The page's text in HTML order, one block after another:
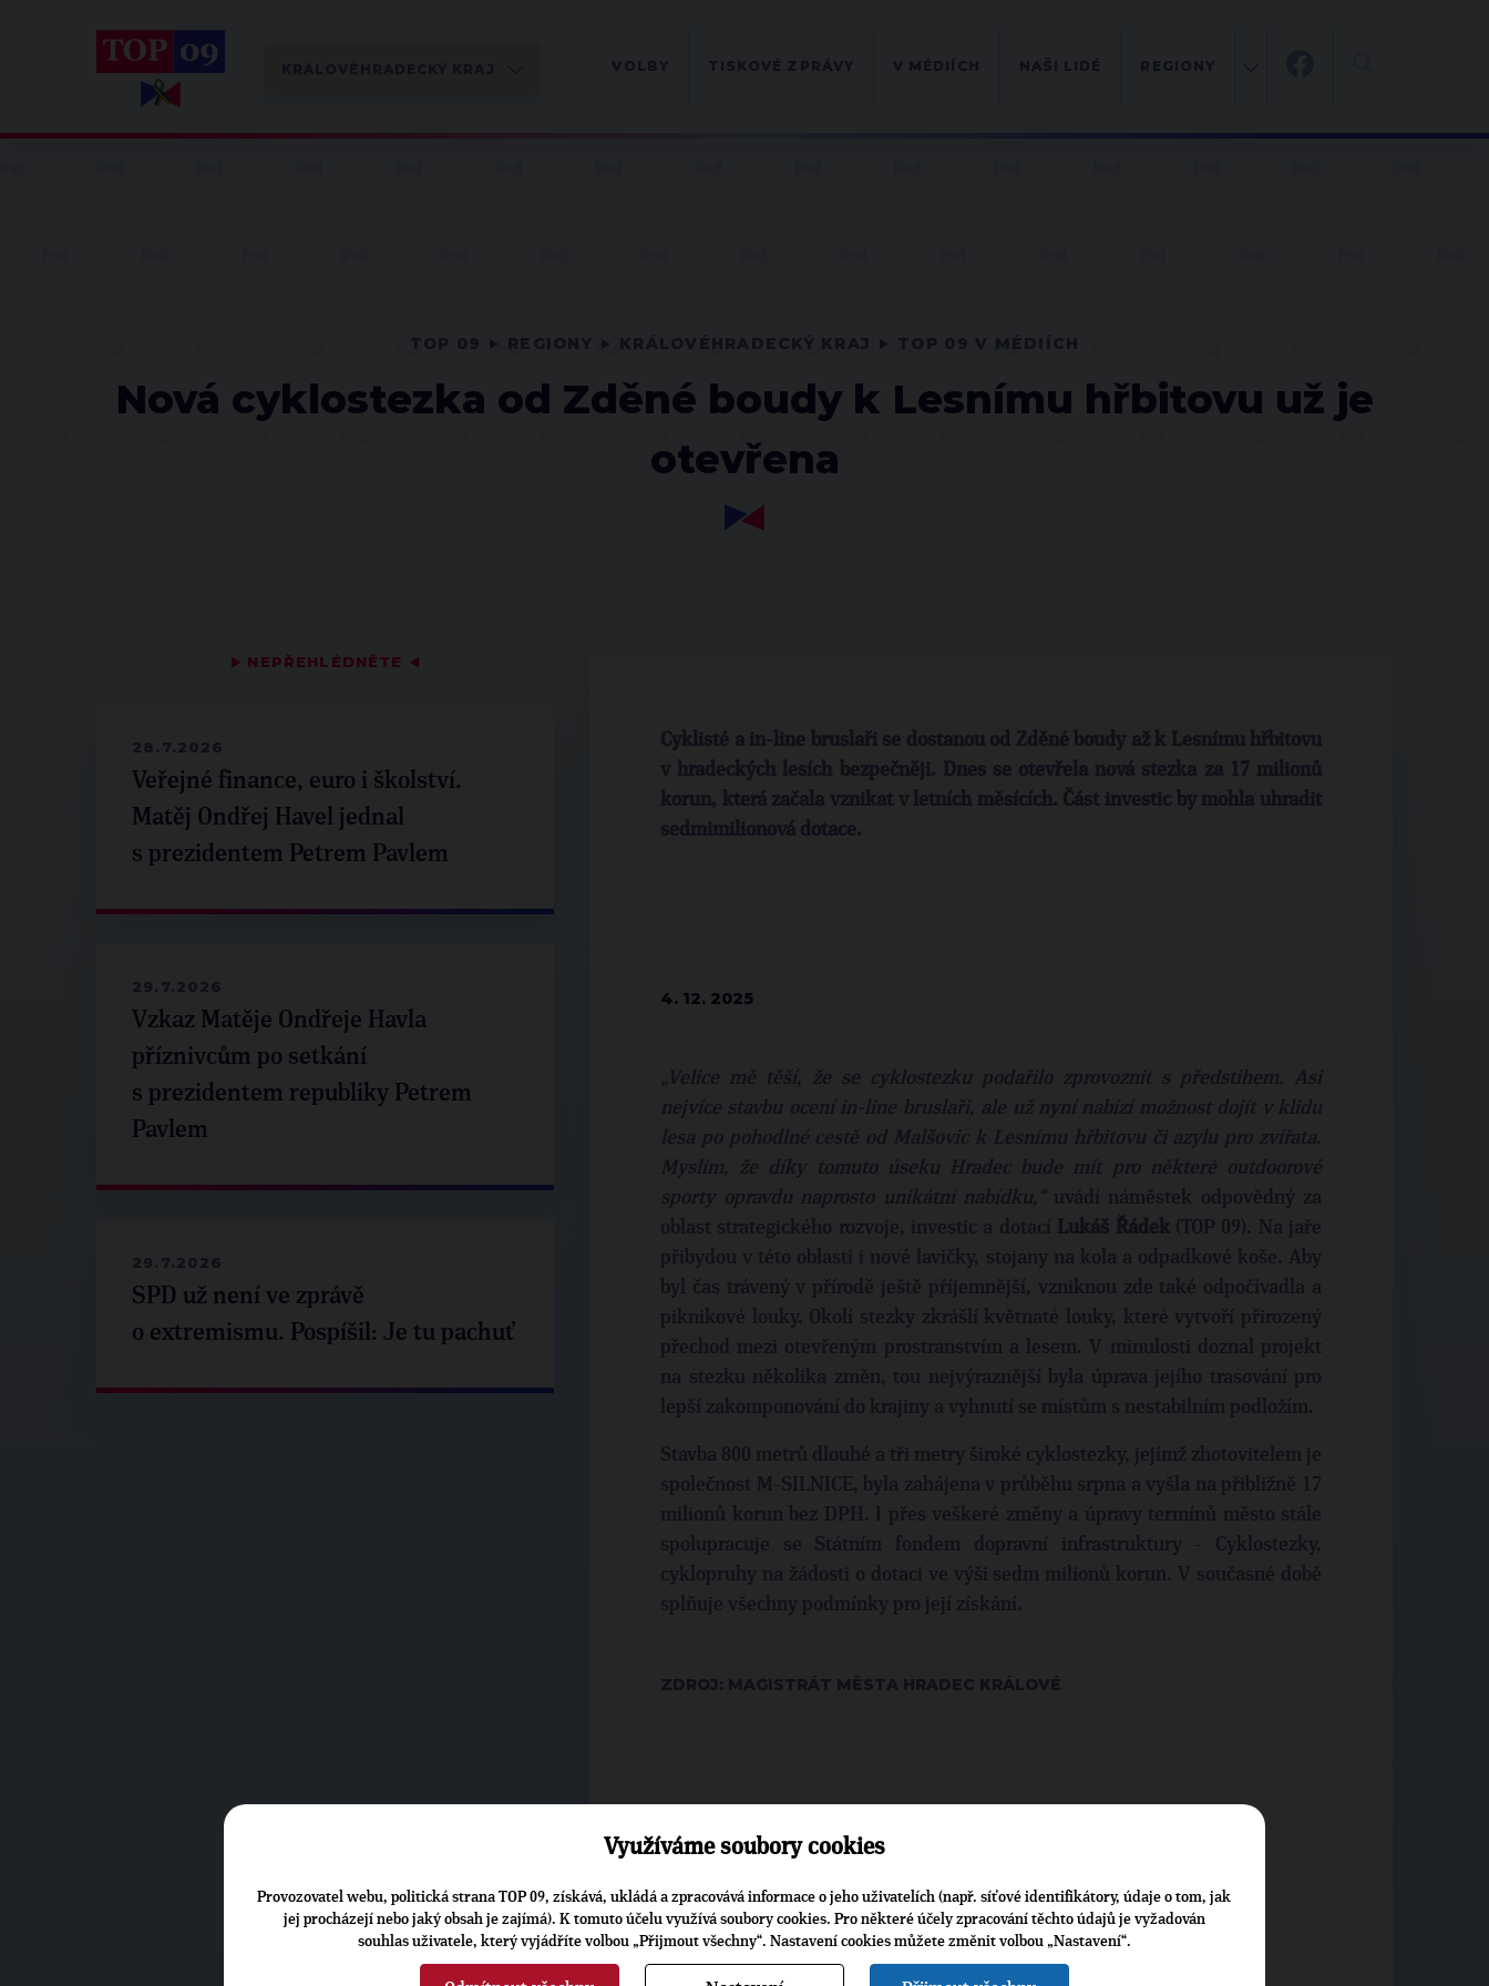
Nová cyklostezka od Zděné boudy k Lesnímu hřbitovu už je
otevřena
▶ NEPŘEHLÉDNĚTE ◀
28.7.2026
Veřejné finance, euro i školství.
Matěj Ondřej Havel jednal
s prezidentem Petrem Pavlem
29.7.2026
Vzkaz Matěje Ondřeje Havla
příznivcům po setkání
s prezidentem republiky Petrem
Pavlem
29.7.2026
SPD už není ve zprávě
o extremismu. Pospíšil: Je tu pachuť
Cyklisté a in-line bruslaři se dostanou od Zděné boudy až k Lesnímu hřbitovu
v hradeckých lesích bezpečněji. Dnes se otevřela nová stezka za 17 milionů
korun, která začala vznikat v letních měsících. Část investic by mohla uhradit
sedmimilionová dotace.
4. 12. 2025
„Velice mě těší, že se cyklostezku podařilo zprovoznit s předstihem. Asi
nejvíce stavbu ocení in-line bruslaři, ale už nyní nabízí možnost dojít v klidu
lesa po pohodlné cestě od Malšovic k Lesnímu hřbitovu či azylu pro zvířata.
Myslím, že díky tomuto úseku Hradec bude mít pro některé outdoorové
sporty opravdu naprosto unikátní nabídku,“uvádí náměstek odpovědný za
oblast strategického rozvoje, investic a dotací
Lukáš Řádek (TOP 09). Na jaře
přibydou v této oblasti i nové lavičky, stojany na kola a odpadkové koše. Aby
byl čas trávený v přírodě ještě příjemnější, vzniknou zde také odpočívadla a
piknikové louky. Okolí stezky zkrášlí květnaté louky, které vytvoří přirozený
přechod mezi otevřeným prostranstvím a lesem. V minulosti doznal projekt
na stezku několika změn, tou nejvýraznější byla úprava jejího trasování pro
lepší zakomponování do krajiny a vyhnutí se místům s nestabilním podložím.
Stavba 800 metrů dlouhé a tři metry široké cyklostezky, jejímž zhotovitelem je
společnost M-SILNICE, byla zahájena v průběhu srpna a vyšla na přibližně 17
milionů korun bez DPH. I přes veškeré změny a úpravy termínů město stále
spolupracuje se Státním fondem dopravní infrastruktury - Cyklostezky,
cyklopruhy na žádosti o dotaci ve výši sedm milionů korun. V současné době
splňuje všechny podmínky pro její získání.
ZDROJ: MAGISTRÁT MĚSTA HRADEC KRÁLOVÉ
▶ŠTÍTKY◀
Osobnosti: Lukáš Řádek
Využíváme soubory cookies
Provozovatel webu, politická strana TOP 09, získává, ukládá a zpracovává informace o jeho uživatelích (např. síťové identifikátory, údaje o tom, jak
jej procházejí nebo jaký obsah je zajímá). K tomuto účelu využívá soubory cookies. Pro některé účely zpracování těchto údajů je vyžadován
souhlas uživatele, který vyjádříte volbou „Přijmout všechny“. Nastavení cookies můžete změnit volbou „Nastavení“.